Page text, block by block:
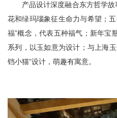
产品设计深度融合东方哲学
花和绿玛瑙象征生命力与希望；
福”概念，代表五种福气；新年宝
系列‌，以玉如意为设计；与上海
铛小猫”设计，萌趣有寓意。